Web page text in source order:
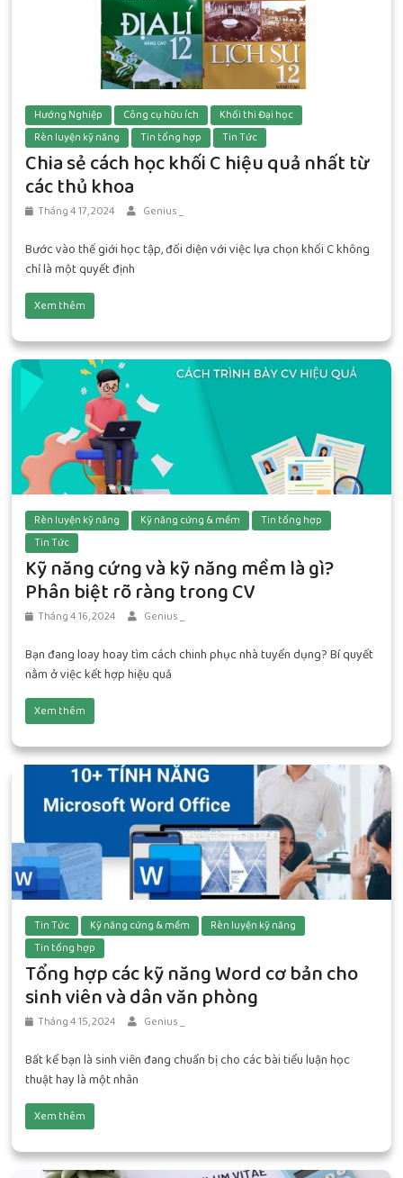
Hướng Nghiệp Công cụ hữu ích
Khối thi Đại học
Rèn luyện kỹ năng
Tin tổng hợp Tin Tức
Chia sẻ cách học khối C hiệu quả nhất từ
các thủ khoa
Tháng 4 17, 2024 Genius _
Bước vào thế giới học tập, đối diện với việc lựa chọn khối C không
chỉ là một quyết định
Xem thêm
Rèn luyện kỹ năng Kỹ năng cứng & mềm
Tin tổng hợp
Tin Tức
Kỹ năng cứng và kỹ năng mềm là gì?
Phân biệt rõ ràng trong CV
Tháng 4 16, 2024 Genius _
Bạn đang loay hoay tìm cách chinh phục nhà tuyển dụng? Bí quyết
nằm ở việc kết hợp hiệu quả
Xem thêm
Tin Tức Kỹ năng cứng & mềm
Rèn luyện kỹ năng
Tin tổng hợp
Tổng hợp các kỹ năng Word cơ bản cho
sinh viên và dân văn phòng
Tháng 4 15, 2024 Genius _
Bất kể bạn là sinh viên đang chuẩn bị cho các bài tiểu luận học
thuật hay là một nhân
Xem thêm